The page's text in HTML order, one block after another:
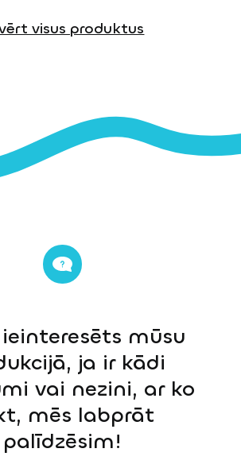
visus produktus
ieinteresēts mūsu
ja ir kādi
vai nezini, ar ko
mēs labprāt
palīdzēsim!